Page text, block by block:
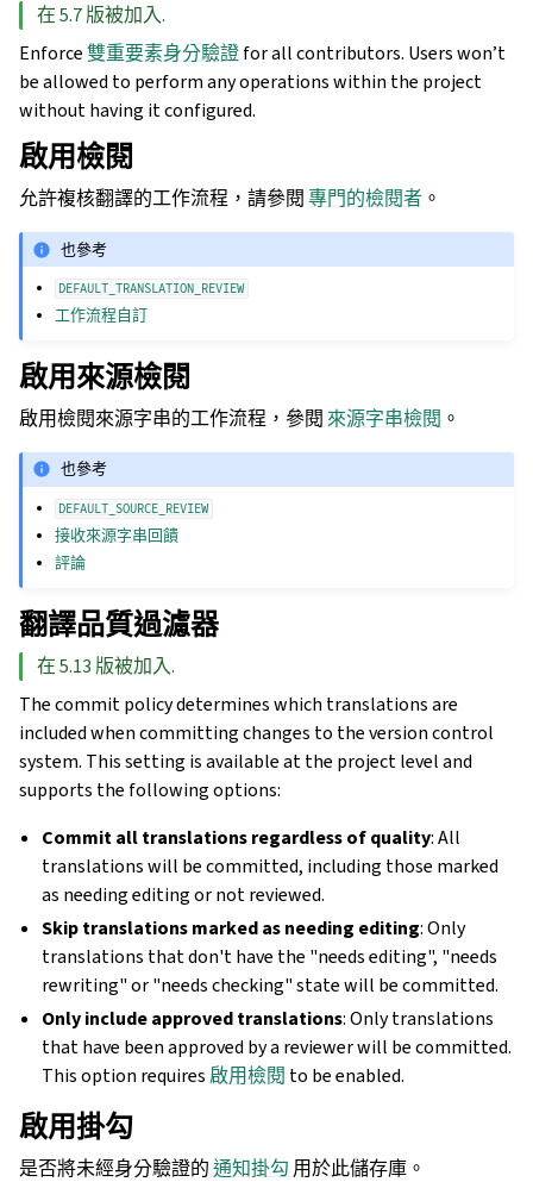
在 5.7 版被加入.
Enforce雙重要素身分驗證for all contributors. Users won’t
be allowed to perform any operations within the project
without having it configured.
啟用檢閱
允許複核翻譯的工作流程，請參閱 專門的檢閱者 。
也參考
DEFAULT_TRANSLATION_REVIEW
工作流程自訂
啟用來源檢閱
啟用檢閱來源字串的工作流程，參閱 來源字串檢閱 。
也參考
DEFAULT_SOURCE_REVIEW
接收來源字串回饋
評論
翻譯品質過濾器
在 5.13 版被加入.
The commit policy determines which translations are
included when committing changes to the version control
system. This setting is available at the project level and
supports the following options:
Commit all translations regardless of quality: All
translations will be committed, including those marked
as needing editing or not reviewed.
Skip translations marked as needing editing: Only
translations that don't have the "needs editing", "needs
rewriting" or "needs checking" state will be committed.
Only include approved translations: Only translations
that have been approved by a reviewer will be committed.
This option requires啟用檢閱 to be enabled.
啟用掛勾
是否將未經身分驗證的通知掛勾 用於此儲存庫。